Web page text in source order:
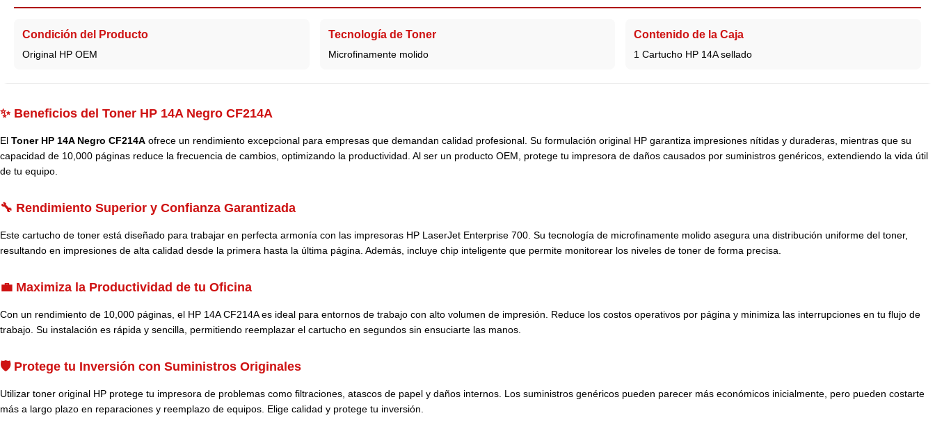
Condición del Producto
Original HP OEM
Tecnología de Toner
Microfinamente molido
Contenido de la Caja
1 Cartucho HP 14A sellado
✨ Beneficios del Toner HP 14A Negro CF214A
El Toner HP 14A Negro CF214A ofrece un rendimiento excepcional para empresas que demandan calidad profesional. Su formulación original HP garantiza impresiones nítidas y duraderas, mientras que su
capacidad de 10,000 páginas reduce la frecuencia de cambios, optimizando la productividad. Al ser un producto OEM, protege tu impresora de daños causados por suministros genéricos, extendiendo la vida útil
de tu equipo.
🔧 Rendimiento Superior y Confianza Garantizada
Este cartucho de toner está diseñado para trabajar en perfecta armonía con las impresoras HP LaserJet Enterprise 700. Su tecnología de microfinamente molido asegura una distribución uniforme del toner,
resultando en impresiones de alta calidad desde la primera hasta la última página. Además, incluye chip inteligente que permite monitorear los niveles de toner de forma precisa.
💼 Maximiza la Productividad de tu Oficina
Con un rendimiento de 10,000 páginas, el HP 14A CF214A es ideal para entornos de trabajo con alto volumen de impresión. Reduce los costos operativos por página y minimiza las interrupciones en tu flujo de
trabajo. Su instalación es rápida y sencilla, permitiendo reemplazar el cartucho en segundos sin ensuciarte las manos.
🛡️ Protege tu Inversión con Suministros Originales
Utilizar toner original HP protege tu impresora de problemas como filtraciones, atascos de papel y daños internos. Los suministros genéricos pueden parecer más económicos inicialmente, pero pueden costarte
más a largo plazo en reparaciones y reemplazo de equipos. Elige calidad y protege tu inversión.